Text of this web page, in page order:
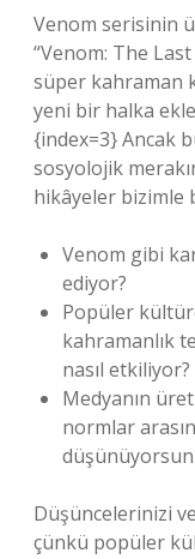
Venom serisinin
“Venom: The
süper kahraman
yeni bir halka
{index=3} Ancak
sosyolojik
hikâyeler bizimle
Venom gibi
ediyor?
Popüler
kahramanlık
nasıl etkiliyor?
Medyanın
normlar
Düşüncelerinizi
çünkü popüler